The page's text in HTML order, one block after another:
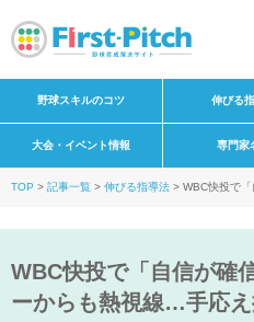
野球スキルのコツ 伸びる
大会・イベント情報 専門家
TOP 記事一覧 伸びる指導法
WBC快投で
WBC快投で「自信が確
ーからも熱視線…手応